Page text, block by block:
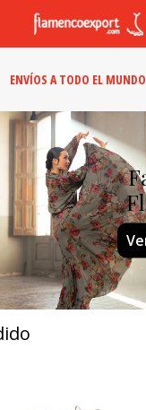
ENVÍOS A TODO EL MUNDO
de